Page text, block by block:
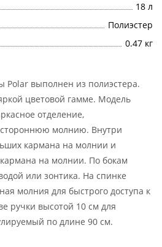
18 л
Полиэстер
0.47 кг
Polar выполнен из полиэстера.
цветовой гамме. Модель
отделение,
молнию. Внутри
кармана на молнии и
на молнии. По бокам
или зонтика. На спинке
молния для быстрого доступа к
ручки высотой 10 см для
по длине 90 см.